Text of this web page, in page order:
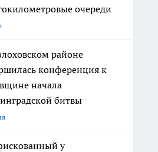
очереди
районе
конференция к
начала
битвы
у